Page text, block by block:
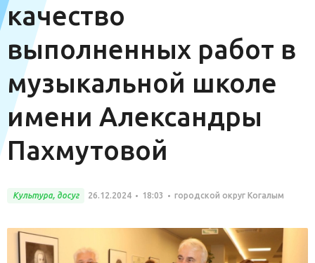
качество
выполненных работ в
музыкальной школе
имени Александры
Пахмутовой
Культура, досуг 26.12.2024 18:03 городской округ Когалым